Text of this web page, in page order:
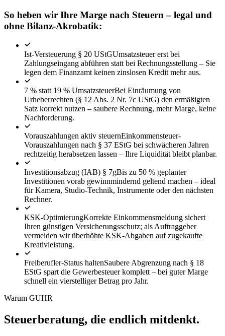
So heben wir Ihre Marge nach Steuern – legal und
ohne Bilanz-Akrobatik:
Ist-Versteuerung § 20 UStGUmsatzsteuer erst bei
Zahlungseingang abführen statt bei Rechnungsstellung – Sie
legen dem Finanzamt keinen zinslosen Kredit mehr aus.
7 % statt 19 % UmsatzsteuerBei Einräumung von
Urheberrechten (§ 12 Abs. 2 Nr. 7c UStG) den ermäßigten
Satz korrekt nutzen – saubere Rechnung, mehr Marge, keine
Nachforderung.
Vorauszahlungen aktiv steuernEinkommensteuer-
Vorauszahlungen nach § 37 EStG bei schwächeren Jahren
rechtzeitig herabsetzen lassen – Ihre Liquidität bleibt planbar.
Investitionsabzug (IAB) § 7gBis zu 50 % geplanter
Investitionen vorab gewinnmindernd geltend machen – ideal
für Kamera, Studio-Technik, Instrumente oder den nächsten
Rechner.
KSK-OptimierungKorrekte Einkommensmeldung sichert
Ihren günstigen Versicherungsschutz; als Auftraggeber
vermeiden wir überhöhte KSK-Abgaben auf zugekaufte
Kreativleistung.
Freiberufler-Status haltenSaubere Abgrenzung nach § 18
EStG spart die Gewerbesteuer komplett – bei guter Marge
schnell ein vierstelliger Betrag pro Jahr.
Warum GUHR
Steuerberatung, die endlich mitdenkt.